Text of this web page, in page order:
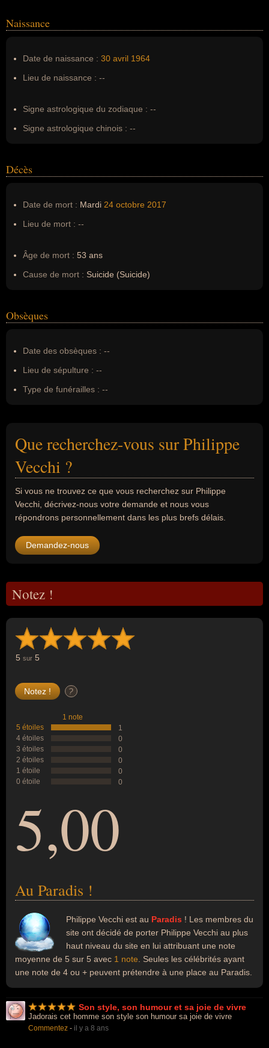
Nom de famille :Vecchi
Naissance
Date de naissance : 30 avril 1964
Lieu de naissance : --
Signe astrologique du zodiaque : --
Signe astrologique chinois : --
Décès
Date de mort : Mardi 24 octobre 2017
Lieu de mort : --
Âge de mort : 53 ans
Cause de mort : Suicide (Suicide)
Obsèques
Date des obsèques : --
Lieu de sépulture : --
Type de funérailles : --
Que recherchez-vous sur Philippe
Vecchi ?
Si vous ne trouvez ce que vous recherchez sur Philippe
Vecchi, décrivez-nous votre demande et nous vous
répondrons personnellement dans les plus brefs délais.
Demandez-nous
Notez !
5 sur 5
?
1 note
5 étoiles
1
4 étoiles
0
3 étoiles
0
2 étoiles
0
1 étoile
0
0 étoile
0
5,00
Au Paradis !
Philippe Vecchi est au Paradis ! Les membres du
site ont décidé de porter Philippe Vecchi au plus
haut niveau du site en lui attribuant une note
moyenne de 5 sur 5 avec 1 note . Seules les célébrités ayant
une note de 4 ou + peuvent prétendre à une place au Paradis.
Son style, son humour et sa joie de vivre
Jadorais cet homme son style son humour sa joie de vivre
Commentez - il y a 8 ans